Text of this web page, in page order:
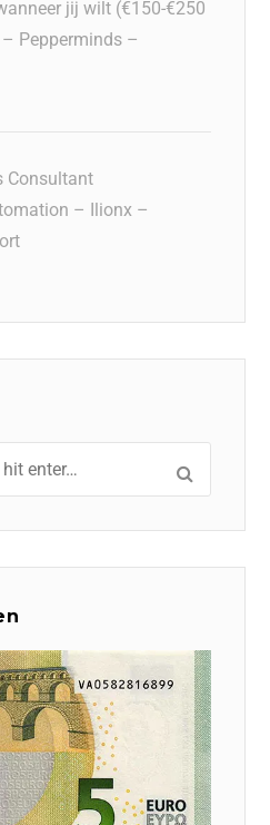
jij wilt (€150-€250
Pepperminds –
Consultant
– Ilionx –